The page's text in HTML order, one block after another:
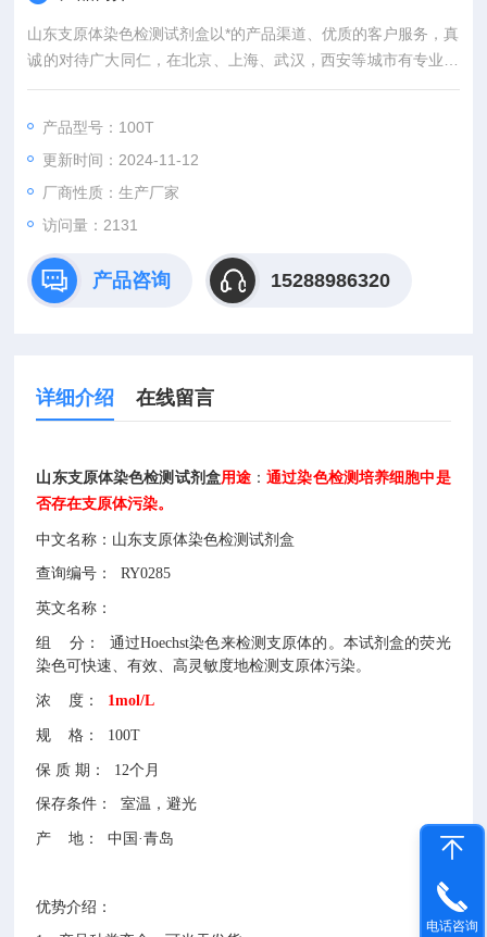
山东支原体染色检测试剂盒以*的产品渠道、优质的客户服务，真
诚的对待广大同仁，在北京、上海、武汉，西安等城市有专业的
实验室，竭诚服务每位科研工作者。
产品型号：100T
更新时间：2024-11-12
厂商性质：生产厂家
访问量：2131
产品咨询 15288986320
详细介绍 在线留言
山东支原体染色检测试剂盒用途 ：通过染色检测培养细胞中是
否存在支原体污染。
中文名称： 山东支原体染色检测试剂盒
查询编号： RY0285
英文名称：
组 分：
通过Hoechst染色来检测支原体的。本试剂盒的荧光
染色可快速、有效、高灵敏度地检测支原体污染。
浓 度： 1mol/L
规 格： 100T
保 质 期： 12个月
保存条件： 室温，避光
产 地： 中国 ·青岛
优势介绍：
电话咨询